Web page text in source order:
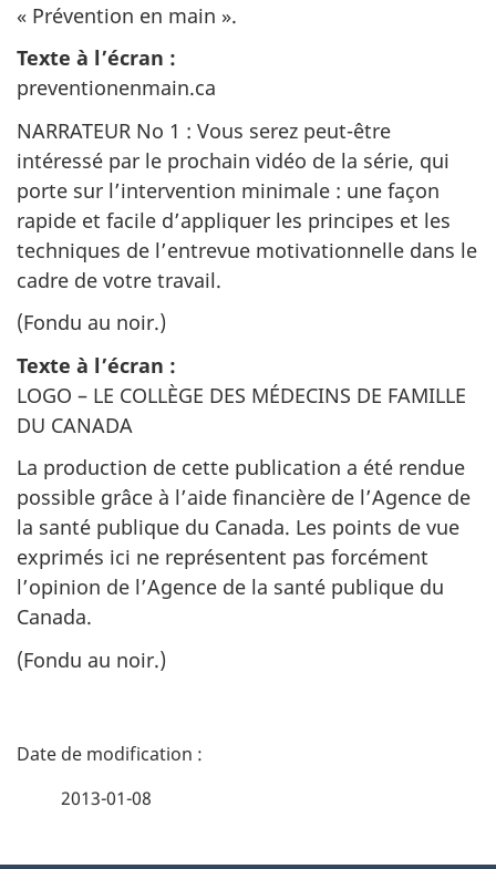
« Prévention en main ».
Texte à l’écran :
preventionenmain.ca
NARRATEUR No 1 : Vous serez peut-être
intéressé par le prochain vidéo de la série, qui
porte sur l’intervention minimale : une façon
rapide et facile d’appliquer les principes et les
techniques de l’entrevue motivationnelle dans le
cadre de votre travail.
(Fondu au noir.)
Texte à l’écran :
LOGO – LE COLLÈGE DES MÉDECINS DE FAMILLE
DU CANADA
La production de cette publication a été rendue
possible grâce à l’aide financière de l’Agence de
la santé publique du Canada. Les points de vue
exprimés ici ne représentent pas forcément
l’opinion de l’Agence de la santé publique du
Canada.
(Fondu au noir.)
D
2013-01-08